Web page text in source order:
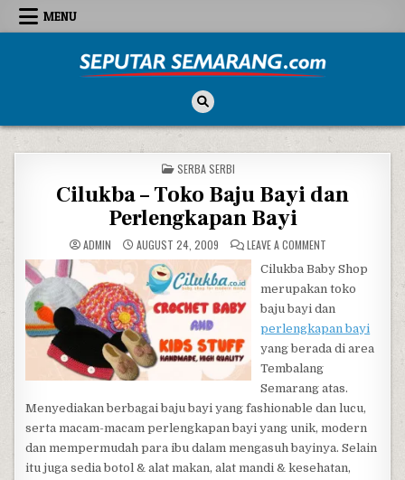
Skip to content
MENU
POSTED IN
SERBA SERBI
Cilukba – Toko Baju Bayi dan
Perlengkapan Bayi
ADMIN AUGUST 24, 2009 LEAVE A COMMENT
Cilukba Baby Shop
merupakan toko
baju bayi dan
perlengkapan bayi
yang berada di area
Tembalang
Semarang atas.
Menyediakan berbagai baju bayi yang fashionable dan lucu,
serta macam-macam perlengkapan bayi yang unik, modern
dan mempermudah para ibu dalam mengasuh bayinya. Selain
itu juga sedia botol & alat makan, alat mandi & kesehatan,